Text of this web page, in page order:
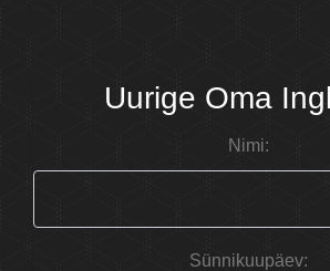
Uurige Oma
Nimi:
Sünnikuupäev: